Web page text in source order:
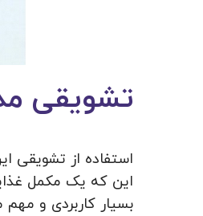
تشویقی
استفاده از تشویقی
این که یک مکمل
بسیار کاربردی و